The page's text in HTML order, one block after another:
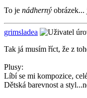
To je nádherný obrázek...
grimsladea
Tak já musím říct, že z
Plusy:
Líbí se mi kompozice,
Dětská barevnost a